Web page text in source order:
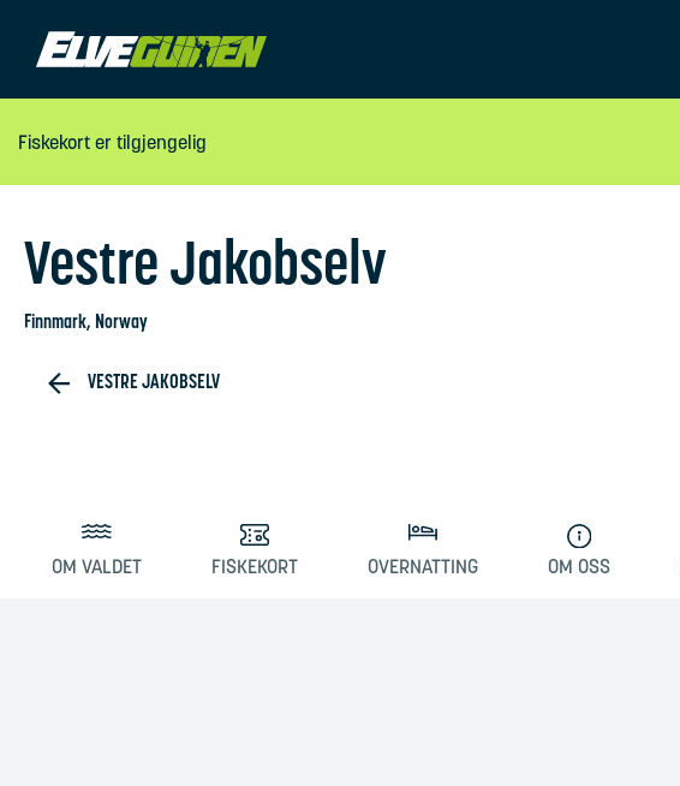
Fiskekort er tilgjengelig
Vestre Jakobselv
Finnmark, Norway
VESTRE JAKOBSELV
OM VALDET FISKEKORT OVERNATTING OM OSS